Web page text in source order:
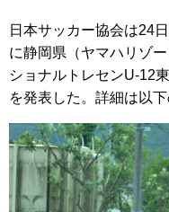
日本サッカー協会は24
に静岡県（ヤマハリゾ
ショナルトレセンU-12
を発表した。詳細は以下